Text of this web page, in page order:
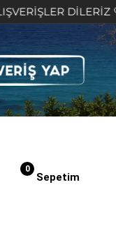
🤍
Sepetim
0